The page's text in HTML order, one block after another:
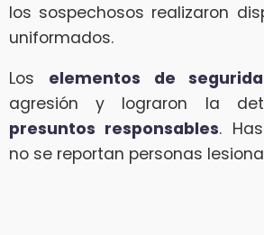
los sospechosos realizaron
uniformados.
Los elementos de
agresión y lograron la
presuntos responsables.
no se reportan personas